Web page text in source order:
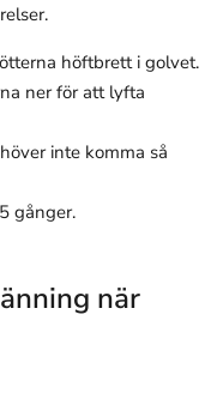
höftbrett i golvet.
ner för att lyfta
inte komma så
gånger.
när